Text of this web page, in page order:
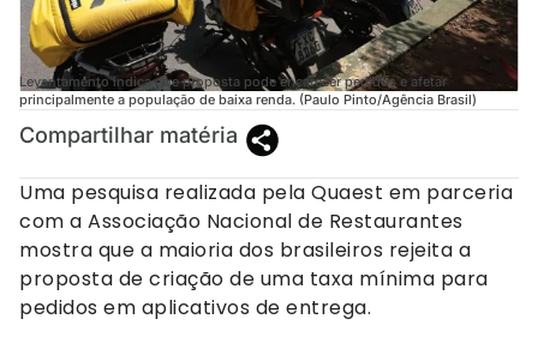
Levantamento indica que proposta pode encarecer pedidos e afetar
principalmente a população de baixa renda. (Paulo Pinto/Agência Brasil)
Compartilhar matéria
Uma pesquisa realizada pela Quaest em parceria
com a Associação Nacional de Restaurantes
mostra que a maioria dos brasileiros rejeita a
proposta de criação de uma taxa mínima para
pedidos em aplicativos de entrega.